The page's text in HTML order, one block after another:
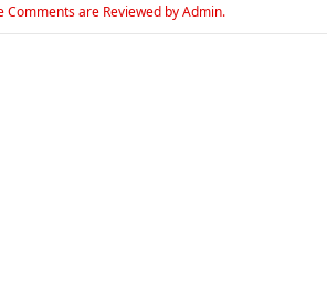
are Reviewed by Admin.